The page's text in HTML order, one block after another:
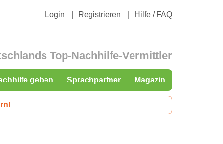
Login Registrieren Hilfe / FAQ
Top-Nachhilfe-Vermittler
geben Sprachpartner Magazin